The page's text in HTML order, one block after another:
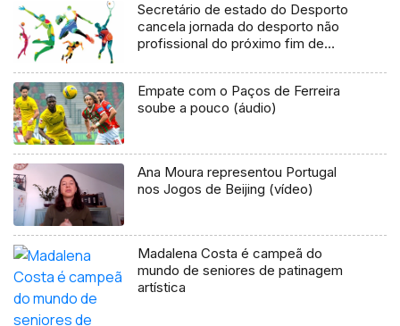
Secretário de estado do Desporto
cancela jornada do desporto não
profissional do próximo fim de
Empate com o Paços de Ferreira
soube a pouco (áudio)
Ana Moura representou Portugal
nos Jogos de Beijing (vídeo)
Madalena Costa é campeã do
mundo de seniores de patinagem
artística